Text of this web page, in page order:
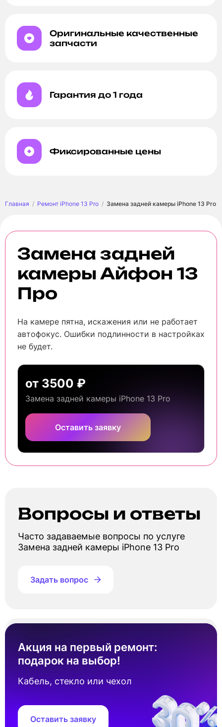
Оригинальные качественные
запчасти
Гарантия до 1 года
Фиксированные цены
Главная Ремонт iPhone 13 Pro Замена задней камеры iPhone 13 Pro
Замена задней
камеры Айфон 13
Про
На камере пятна, искажения или не работает
автофокус. Ошибки подлинности в настройках
не будет.
от 3500 ₽
Замена задней камеры iPhone 13 Pro
Оставить заявку
Вопросы и ответы
Часто задаваемые вопросы по услуге
Замена задней камеры iPhone 13 Pro
Задать вопрос
Акция на первый ремонт:
подарок на выбор!
Кабель, стекло или чехол
Оставить заявку
Айфон 13 Про?
Стоимость замена задней камеры Айфон 13
Про составляет от 3 500 ₽. Точная цена
зависит от наличия запчастей под ваш